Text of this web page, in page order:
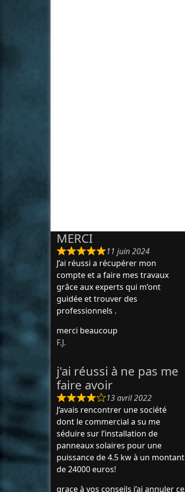
MERCI
11 juin 2024
J’ai réussi a récupérer mon
compte et a faire mes travaux
grâce aux experts qui m’ont
guidée et trouver des
professionnels .
merci beaucoup
F.J.
j'ai réussi à ne pas me
faire avoir
13 avril 2022
J’avais rencontrer une société
dont le commercial a su me
séduire sur l’installation de
panneaux solaires pour une
puissance de 4.5 kw à un montant
de 24000 euros!
grace à vos conseils j’ai annuler ce